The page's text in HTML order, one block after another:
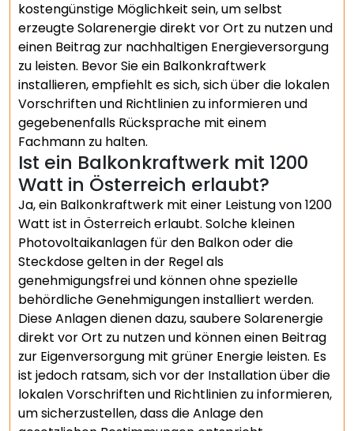
kostengünstige Möglichkeit sein, um selbst
erzeugte Solarenergie direkt vor Ort zu nutzen und
einen Beitrag zur nachhaltigen Energieversorgung
zu leisten. Bevor Sie ein Balkonkraftwerk
installieren, empfiehlt es sich, sich über die lokalen
Vorschriften und Richtlinien zu informieren und
gegebenenfalls Rücksprache mit einem
Fachmann zu halten.
Ist ein Balkonkraftwerk mit 1200
Watt in Österreich erlaubt?
Ja, ein Balkonkraftwerk mit einer Leistung von 1200
Watt ist in Österreich erlaubt. Solche kleinen
Photovoltaikanlagen für den Balkon oder die
Steckdose gelten in der Regel als
genehmigungsfrei und können ohne spezielle
behördliche Genehmigungen installiert werden.
Diese Anlagen dienen dazu, saubere Solarenergie
direkt vor Ort zu nutzen und können einen Beitrag
zur Eigenversorgung mit grüner Energie leisten. Es
ist jedoch ratsam, sich vor der Installation über die
lokalen Vorschriften und Richtlinien zu informieren,
um sicherzustellen, dass die Anlage den